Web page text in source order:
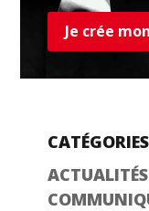
Je crée
CATÉGORIES
ACTUALITÉS